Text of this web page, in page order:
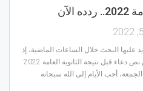
نتيجة الثانوية العامة 2022 تزايد عليها البحث خلال الساعات الماضية، إذ
يتزايد البحث، بحسب موقع الساعة، عن نص دعاء قبل نتيجة الثانوية العامة 2022
أحب الأيام إلى الله سبحانه